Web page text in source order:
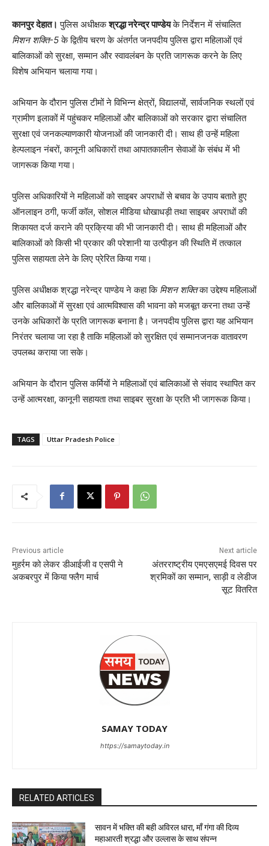
कानपुर देहात। पुलिस अधीक्षकश्रद्धा नरेन्द्र पाण्डेयके निर्देशन में संचालित
मिशन शक्ति-5के द्वितीय चरण के अंतर्गत जनपदीय पुलिस द्वारा महिलाओं एवं
बालिकाओं को सुरक्षा, सम्मान और स्वावलंबन के प्रति जागरूक करने के लिए
विशेष अभियान चलाया गया।
अभियान के दौरान पुलिस टीमों ने विभिन्न क्षेत्रों, विद्यालयों, सार्वजनिक स्थलों एवं
ग्रामीण इलाकों में पहुंचकर महिलाओं और बालिकाओं को सरकार द्वारा संचालित
सुरक्षा एवं जनकल्याणकारी योजनाओं की जानकारी दी। साथ ही उन्हें महिला
हेल्पलाइन नंबरों, कानूनी अधिकारों तथा आपातकालीन सेवाओं के संबंध में भी
जागरूक किया गया।
पुलिस अधिकारियों ने महिलाओं को साइबर अपराधों से बचाव के उपाय बताते हुए
ऑनलाइन ठगी, फर्जी कॉल, सोशल मीडिया धोखाधड़ी तथा साइबर अपराधों की
शिकायत दर्ज कराने की प्रक्रिया की भी जानकारी दी। साथ ही महिलाओं और
बालिकाओं को किसी भी प्रकार की परेशानी या उत्पीड़न की स्थिति में तत्काल
पुलिस सहायता लेने के लिए प्रेरित किया गया।
पुलिस अधीक्षक श्रद्धा नरेन्द्र पाण्डेय ने कहा कि मिशन शक्तिका उद्देश्य महिलाओं
और बालिकाओं में सुरक्षा एवं आत्मविश्वास की भावना को मजबूत करना तथा उन्हें
उनके अधिकारों के प्रति जागरूक बनाना है। जनपदीय पुलिस द्वारा यह अभियान
निरंतर चलाया जा रहा है ताकि महिलाओं को सुरक्षित एवं सम्मानजनक वातावरण
उपलब्ध कराया जा सके।
अभियान के दौरान पुलिस कर्मियों ने महिलाओं एवं बालिकाओं से संवाद स्थापित कर
उन्हें आत्मरक्षा, कानूनी सहायता तथा साइबर सुरक्षा के प्रति भी जागरूक किया।
TAGS Uttar Pradesh Police
Previous article
मुहर्रम को लेकर डीआईजी व एसपी ने
अकबरपुर में किया फ्लैग मार्च
Next article
अंतरराष्ट्रीय एमएसएमई दिवस पर
श्रमिकों का सम्मान, साड़ी व लेडीज
सूट वितरित
SAMAY TODAY
https://samaytoday.in
RELATED ARTICLES
सावन में भक्ति की बही अविरल धारा, माँ गंगा की दिव्य
महाआरती श्रद्धा और उल्लास के साथ संपन्न